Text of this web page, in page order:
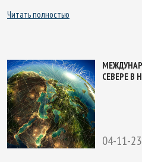
Читать полностью
СЕВЕРЕ В
04-11-23